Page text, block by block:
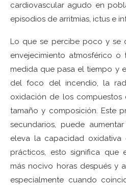
cardiovascular agudo en
episodios de arritmias, ictus e
Lo que se percibe poco y se
envejecimiento atmosférico
medida que pasa el tiempo y
del foco del incendio, la
oxidación de los compuestos
tamaño y composición. Este
secundarios, puede
eleva la capacidad oxidativa
prácticos, esto significa que
más nocivo horas después y
especialmente cuando